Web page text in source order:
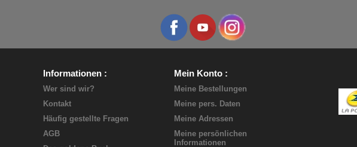
Informationen
Wer sind wir?
Kontakt
Häufig gestellte Fragen
AGB
Mein Konto
Meine Bestellungen
Meine pers. Daten
Meine Adressen
Meine persönlichen
Informationen